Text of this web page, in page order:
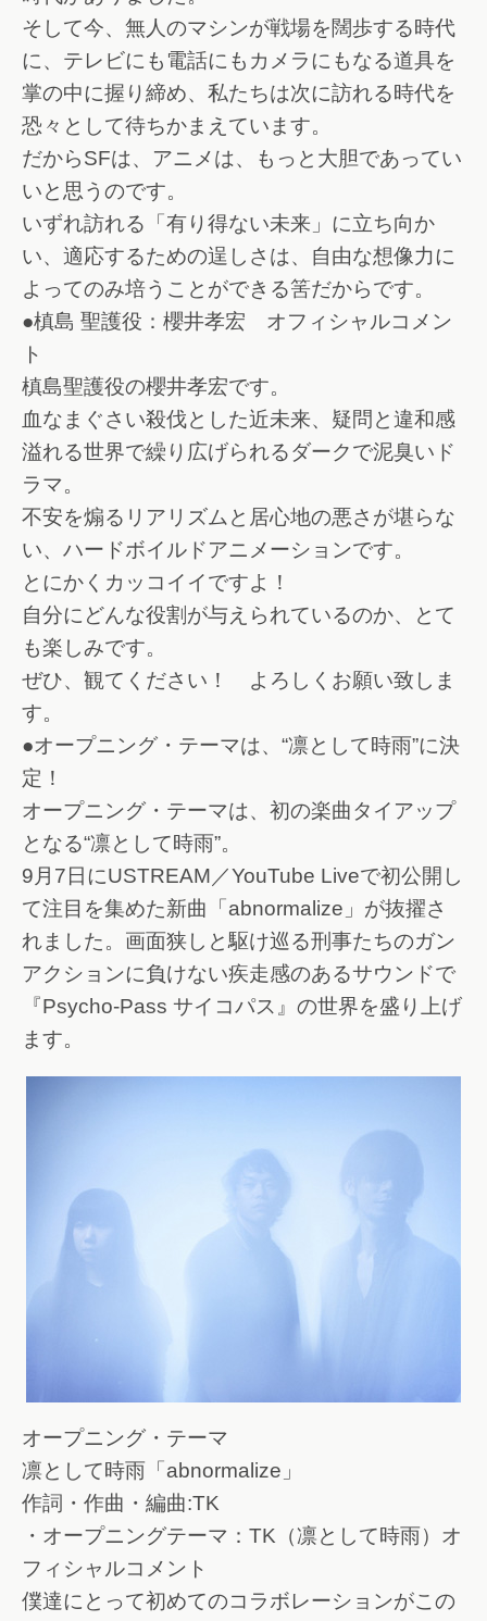
そして今、無人のマシンが戦場を闊歩する時代
に、テレビにも電話にもカメラにもなる道具を
掌の中に握り締め、私たちは次に訪れる時代を
恐々として待ちかまえています。
だからSFは、アニメは、もっと大胆であってい
いと思うのです。
いずれ訪れる「有り得ない未来」に立ち向か
い、適応するための逞しさは、自由な想像力に
よってのみ培うことができる筈だからです。
●槙島 聖護役：櫻井孝宏 オフィシャルコメン
ト
槙島聖護役の櫻井孝宏です。
血なまぐさい殺伐とした近未来、疑問と違和感
溢れる世界で繰り広げられるダークで泥臭いド
ラマ。
不安を煽るリアリズムと居心地の悪さが堪らな
い、ハードボイルドアニメーションです。
とにかくカッコイイですよ！
自分にどんな役割が与えられているのか、とて
も楽しみです。
ぜひ、観てください！ よろしくお願い致しま
す。
●オープニング・テーマは、“凛として時雨”に決
定！
オープニング・テーマは、初の楽曲タイアップ
となる“凛として時雨”。
9月7日にUSTREAM／YouTube Liveで初公開し
て注目を集めた新曲「abnormalize」が抜擢さ
れました。画面狭しと駆け巡る刑事たちのガン
アクションに負けない疾走感のあるサウンドで
『Psycho-Pass サイコパス』の世界を盛り上げ
ます。
オープニング・テーマ
凛として時雨「abnormalize」
作詞・作曲・編曲:TK
・オープニングテーマ：TK（凛として時雨）オ
フィシャルコメント
僕達にとって初めてのコラボレーションがこの